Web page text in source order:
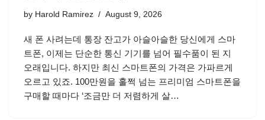
by Harold Ramirez August 9, 2026
새 폰 사려는데 통장 잔고가 아슬아슬한 당신에게 스마
트폰, 이제는 단순한 통신 기기를 넘어 필수품이 된 지
오래입니다. 하지만 최신 스마트폰의 가격은 가파르게
오르고 있죠. 100만원을 훌쩍 넘는 프리미엄 스마트폰을
구매할 때마다 ‘조금만 더 저렴하게 살…